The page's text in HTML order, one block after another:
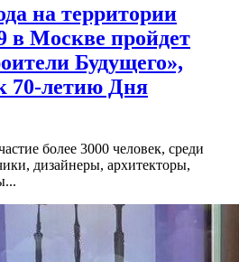
на территории
в Москве пройдет
Будущего»,
70-летию Дня
более 3000 человек, среди
дизайнеры, архитекторы,